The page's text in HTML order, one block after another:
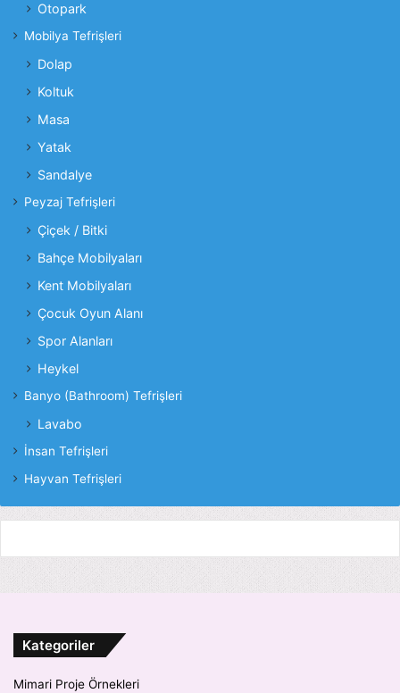
Otopark
Mobilya Tefrişleri
Dolap
Koltuk
Masa
Yatak
Sandalye
Peyzaj Tefrişleri
Çiçek / Bitki
Bahçe Mobilyaları
Kent Mobilyaları
Çocuk Oyun Alanı
Spor Alanları
Heykel
Banyo (Bathroom) Tefrişleri
Lavabo
İnsan Tefrişleri
Hayvan Tefrişleri
Kategoriler
Mimari Proje Örnekleri